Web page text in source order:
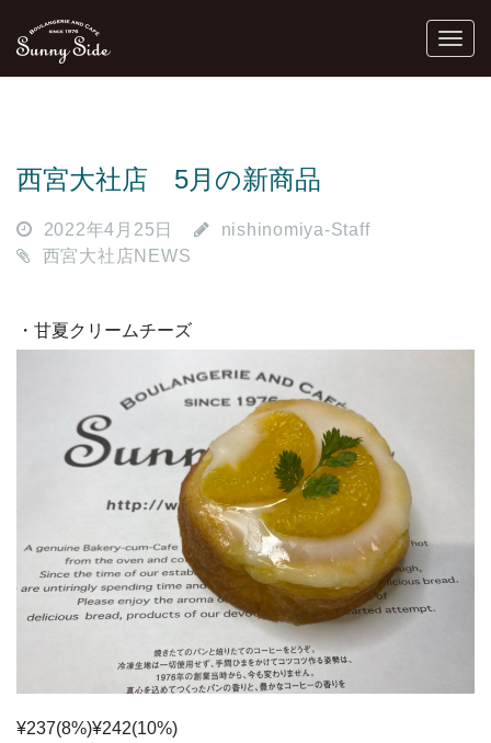
西宮大社店 5月の新商品
2022年4月25日
nishinomiya-Staff
西宮大社店NEWS
・甘夏クリームチーズ
¥237(8%)¥242(10%)